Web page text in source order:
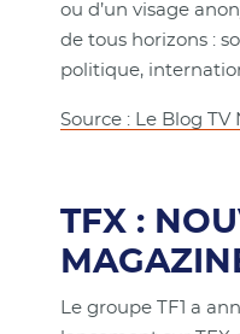
ou d’un visage
de tous horizons :
politique,
Source : Le Blog TV
TFX :
Le groupe TF1 a